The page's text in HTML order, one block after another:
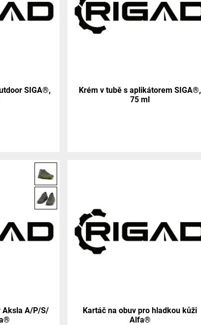
SIGA®,
Krém v tubě s aplikátorem SIGA®,
75 ml
Aksla A/P/S/
Kartáč na obuv pro hladkou kůži
Alfa®